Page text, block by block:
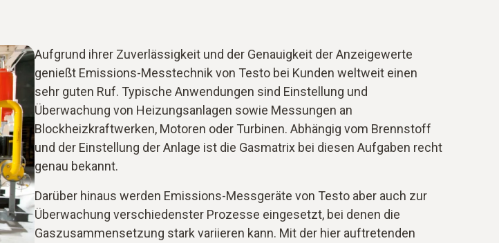
Aufgrund ihrer Zuverlässigkeit und der Genauigkeit der Anzeigewerte
genießt Emissions-Messtechnik von Testo bei Kunden weltweit einen
sehr guten Ruf. Typische Anwendungen sind Einstellung und
Überwachung von Heizungsanlagen sowie Messungen an
Blockheizkraftwerken, Motoren oder Turbinen. Abhängig vom Brennstoff
und der Einstellung der Anlage ist die Gasmatrix bei diesen Aufgaben recht
genau bekannt.
Darüber hinaus werden Emissions-Messgeräte von Testo aber auch zur
Überwachung verschiedenster Prozesse eingesetzt, bei denen die
Gaszusammensetzung stark variieren kann. Mit der hier auftretenden